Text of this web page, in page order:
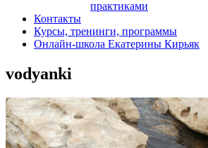
практиками
Контакты
Курсы, тренинги, программы
Онлайн-школа Екатерины Кирьяк
vodyanki